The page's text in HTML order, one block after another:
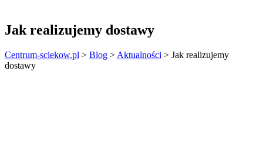
Jak realizujemy dostawy
Centrum-sciekow.pl > Blog > Aktualności > Jak realizujemy
dostawy